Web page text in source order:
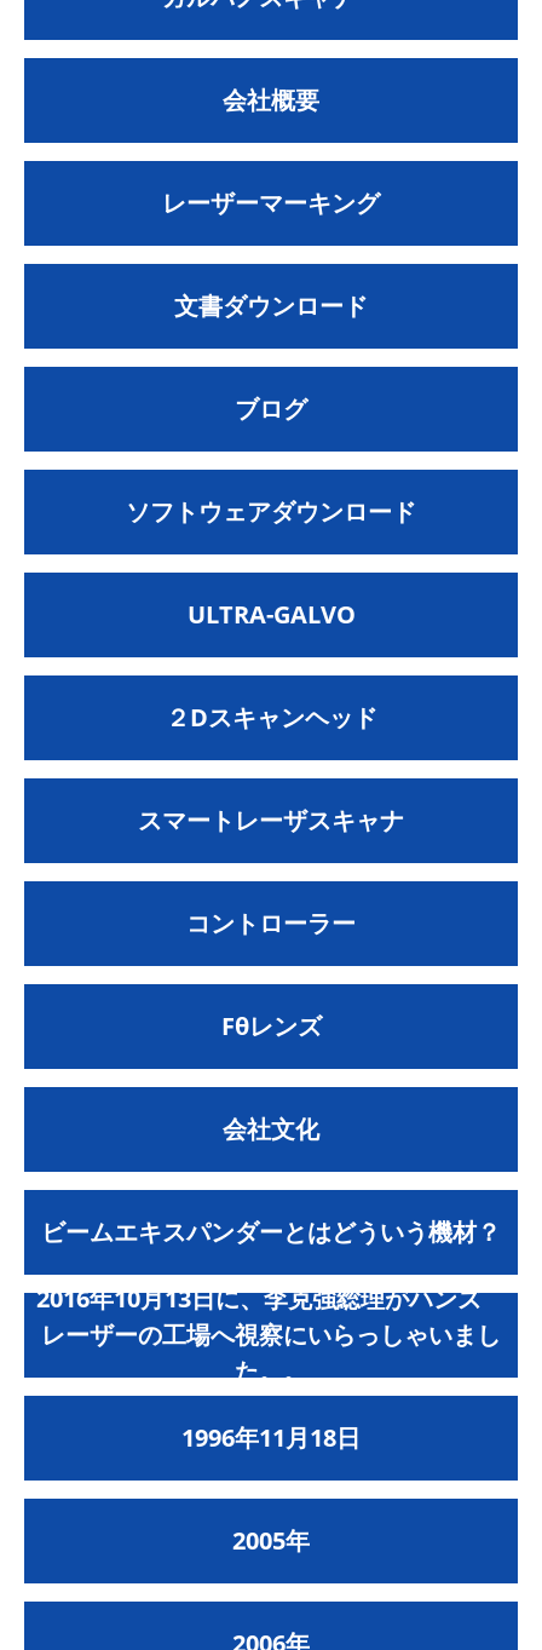
会社概要
レーザーマーキング
文書ダウンロード
ブログ
ソフトウェアダウンロード
ULTRA-GALVO
２Dスキャンヘッド
スマートレーザスキャナ
コントローラー
Fθレンズ
会社文化
ビームエキスパンダーとはどういう機材？
2016年10月13日に、李克強総理がハンズ
レーザーの工場へ視察にいらっしゃいまし
た。。
1996年11月18日
2005年
2006年